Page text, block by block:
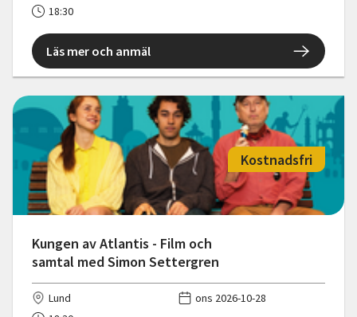
18:30
Läs mer och anmäl
Kungen av Atlantis - Film och
samtal med Simon Settergren
Kostnadsfri
Lund
ons 2026-10-28